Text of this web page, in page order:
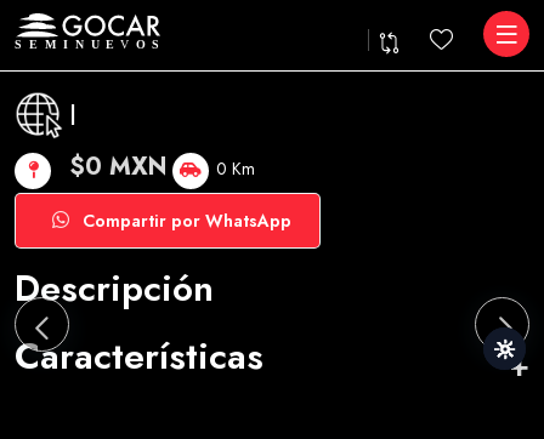
|
$0 MXN 0 Km
Compartir por WhatsApp
Descripción
Características